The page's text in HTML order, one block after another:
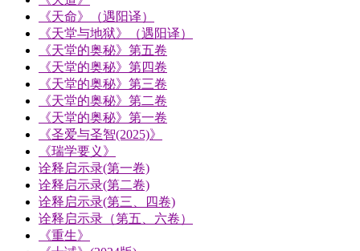
《天命》（遇阳译）
《天堂与地狱》（遇阳译）
《天堂的奥秘》第五卷
《天堂的奥秘》第四卷
《天堂的奥秘》第三卷
《天堂的奥秘》第二卷
《天堂的奥秘》第一卷
《圣爱与圣智(2025)》
《瑞学要义》
诠释启示录(第一卷)
诠释启示录(第二卷)
诠释启示录(第三、四卷)
诠释启示录（第五、六卷）
《重生》